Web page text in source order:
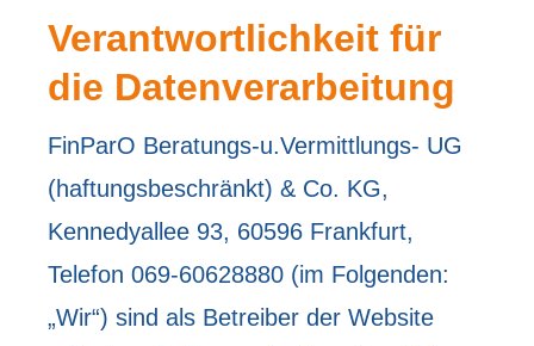
Verantwortlichkeit für
die Datenverarbeitung
FinParO Beratungs-u.Vermittlungs- UG
(haftungsbeschränkt) & Co. KG,
Kennedyallee 93, 60596 Frankfurt,
Telefon 069-60628880 (im Folgenden:
„Wir“) sind als Betreiber der Website